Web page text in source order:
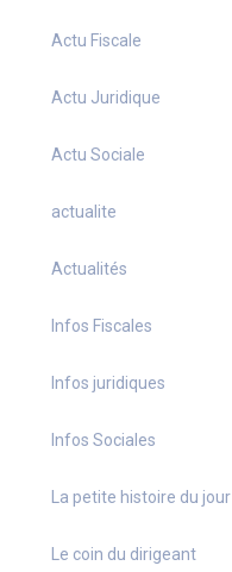
Actu Fiscale
Actu Juridique
Actu Sociale
actualite
Actualités
Infos Fiscales
Infos juridiques
Infos Sociales
La petite histoire du jour
Le coin du dirigeant